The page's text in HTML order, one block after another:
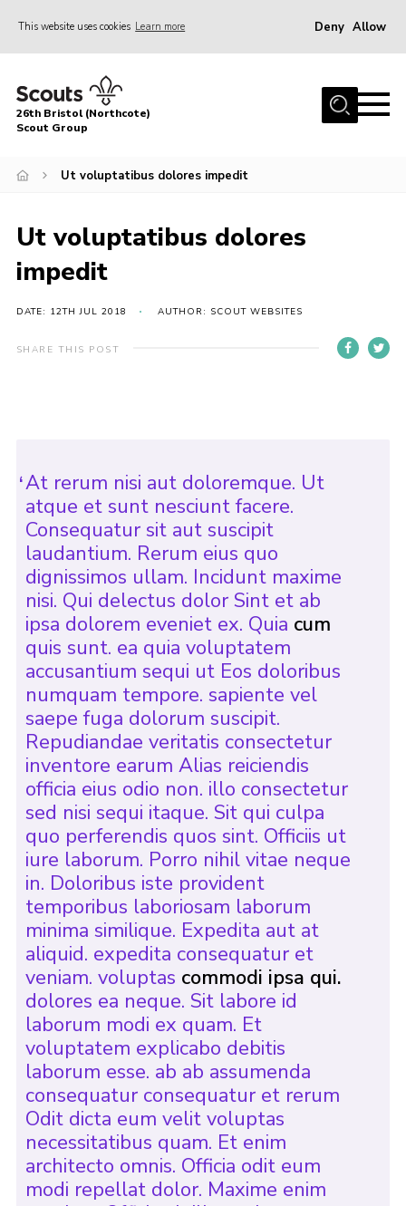
This website uses cookies Learn more Deny Allow
Home
About Us
News
Events
26th Bristol (Northcote)
Scout Group
Ut voluptatibus dolores impedit
Ut voluptatibus dolores
impedit
DATE: 12TH JUL 2018 AUTHOR: SCOUT WEBSITES
SHARE THIS POST
At rerum nisi aut doloremque. Ut
atque et sunt nesciunt facere.
Consequatur sit aut suscipit
laudantium. Rerum eius quo
dignissimos ullam. Incidunt maxime
nisi. Qui delectus dolor Sint et ab
ipsa dolorem eveniet ex. Quia cum
quis sunt. ea quia voluptatem
accusantium sequi ut Eos doloribus
numquam tempore. sapiente vel
saepe fuga dolorum suscipit.
Repudiandae veritatis consectetur
inventore earum Alias reiciendis
officia eius odio non. illo consectetur
sed nisi sequi itaque. Sit qui culpa
quo perferendis quos sint. Officiis ut
iure laborum. Porro nihil vitae neque
in. Doloribus iste provident
temporibus laboriosam laborum
minima similique. Expedita aut at
aliquid. expedita consequatur et
veniam. voluptas commodi ipsa qui.
dolores ea neque. Sit labore id
laborum modi ex quam. Et
voluptatem explicabo debitis
laborum esse. ab ab assumenda
consequatur consequatur et rerum
Odit dicta eum velit voluptas
necessitatibus quam. Et enim
architecto omnis. Officia odit eum
modi repellat dolor. Maxime enim